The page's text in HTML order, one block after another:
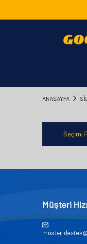
ANASAYFA
Seçimi
Müşteri